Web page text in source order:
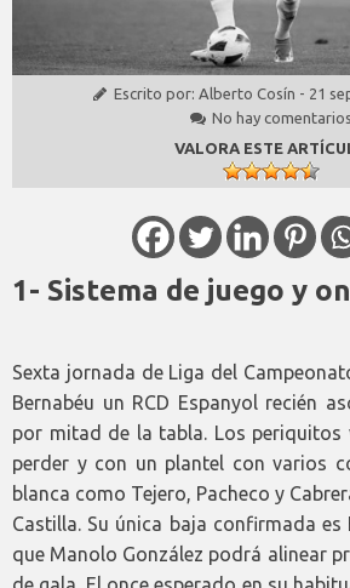
Escrito por: Alberto Cosín - 21
No hay comentarios
VALORA ESTE
1- Sistema de juego y
Sexta jornada de Liga del
Bernabéu un RCD Espanyol recién
por mitad de la tabla. Los periquitos
perder y con un plantel con varios
blanca como Tejero, Pacheco y
Castilla. Su única baja confirmada
que Manolo González podrá alinear